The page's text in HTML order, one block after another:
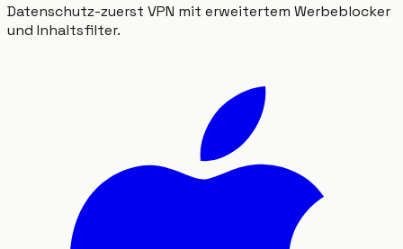
Datenschutz-zuerst VPN mit erweitertem Werbeblocker
und Inhaltsfilter.